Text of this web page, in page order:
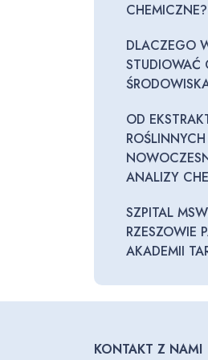
CHEMICZNE?
DLACZEGO
STUDIOWAĆ
OD
ANALIZY
SZPITAL
RZESZOWIE
AKADEMII
KONTAKT Z NAMI